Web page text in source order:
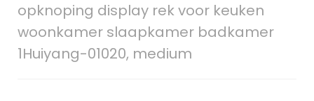
opknoping display rek voor keuken
woonkamer slaapkamer badkamer
1Huiyang-01020, medium